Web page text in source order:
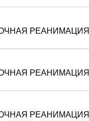
РЕАНИМАЦИЯ
РЕАНИМАЦИЯ
РЕАНИМАЦИЯ